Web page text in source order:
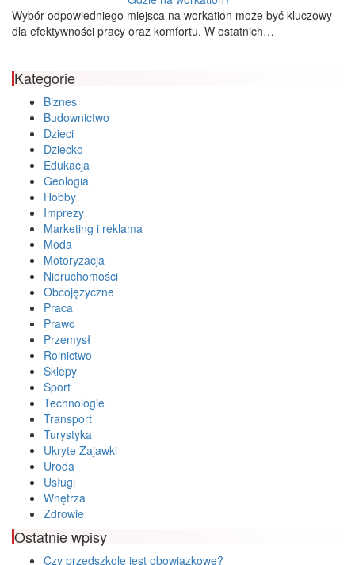
Wybór odpowiedniego miejsca na workation może być kluczowy
dla efektywności pracy oraz komfortu. W ostatnich…
Kategorie
Biznes
Budownictwo
Dzieci
Dziecko
Edukacja
Geologia
Hobby
Imprezy
Marketing i reklama
Moda
Motoryzacja
Nieruchomości
Obcojęzyczne
Praca
Prawo
Przemysł
Rolnictwo
Sklepy
Sport
Technologie
Transport
Turystyka
Ukryte Zajawki
Uroda
Usługi
Wnętrza
Zdrowie
Ostatnie wpisy
Czy przedszkole jest obowiązkowe?